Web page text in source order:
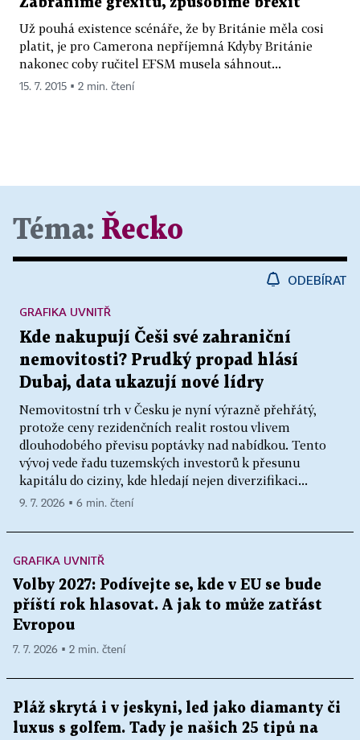
Už pouhá existence scénáře, že by Británie měla cosi
platit, je pro Camerona nepříjemná Kdyby Británie
nakonec coby ručitel EFSM musela sáhnout...
15. 7. 2015 ▪ 2 min. čtení
Téma: Řecko
ODEBÍRAT
Kde nakupují Češi své zahraniční
nemovitosti? Prudký propad hlásí
Dubaj, data ukazují nové lídry
Nemovitostní trh v Česku je nyní výrazně přehřátý,
protože ceny rezidenčních realit rostou vlivem
dlouhodobého převisu poptávky nad nabídkou. Tento
vývoj vede řadu tuzemských investorů k přesunu
kapitálu do ciziny, kde hledají nejen diverzifikaci...
GRAFIKA UVNITŘ
9. 7. 2026 ▪ 6 min. čtení
GRAFIKA UVNITŘ
Volby 2027: Podívejte se, kde v EU se bude
příští rok hlasovat. A jak to může zatřást
Evropou
7. 7. 2026 ▪ 2 min. čtení
Pláž skrytá i v jeskyni, led jako diamanty či
luxus s golfem. Tady je našich 25 tipů na